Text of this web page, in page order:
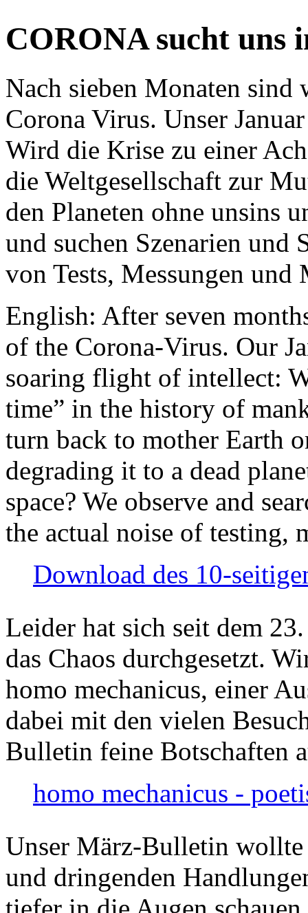
CORONA sucht uns
Nach sieben Monaten
Corona Virus. Unser
Wird die Krise zu einer
die Weltgesellschaft zur
den Planeten ohne unsins
und suchen Szenarien und
von Tests, Messungen und
English: After seven
of the Corona-Virus. Our
soaring flight of intellect:
time” in the history of
turn back to mother Earth
degrading it to a dead
space? We observe and
the actual noise of testing,
Download des 10-
Leider hat sich seit dem
das Chaos durchgesetzt.
homo mechanicus, einer
dabei mit den vielen
Bulletin feine Botschaften
homo mechanicus -
Unser März-Bulletin
und dringenden